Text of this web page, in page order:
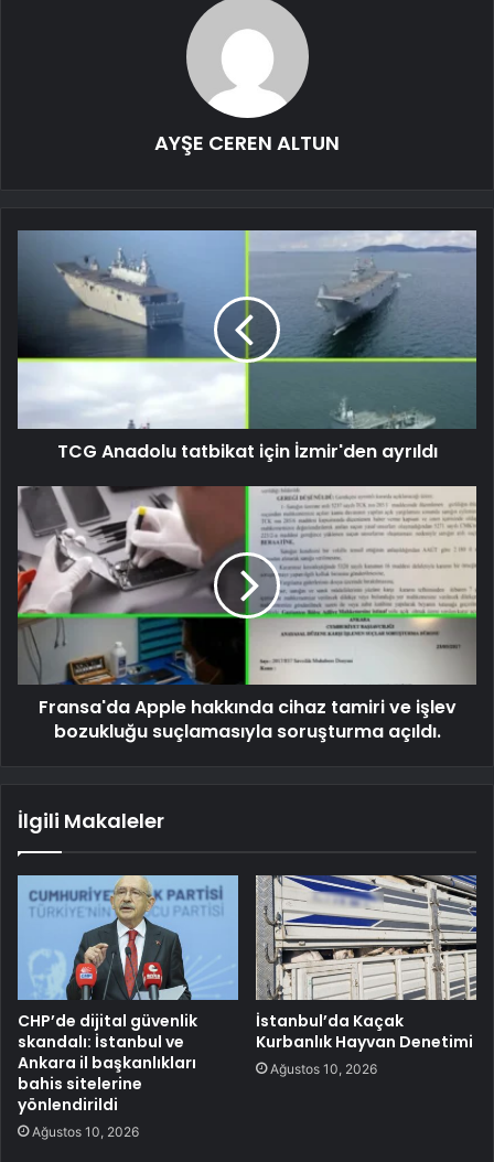
AYŞE CEREN ALTUN
TCG Anadolu tatbikat için İzmir'den ayrıldı
Fransa'da Apple hakkında cihaz tamiri ve işlev
bozukluğu suçlamasıyla soruşturma açıldı.
İlgili Makaleler
CHP’de dijital güvenlik
skandalı: İstanbul ve
Ankara il başkanlıkları
bahis sitelerine
yönlendirildi
Ağustos 10, 2026
İstanbul’da Kaçak
Kurbanlık Hayvan Denetimi
Ağustos 10, 2026